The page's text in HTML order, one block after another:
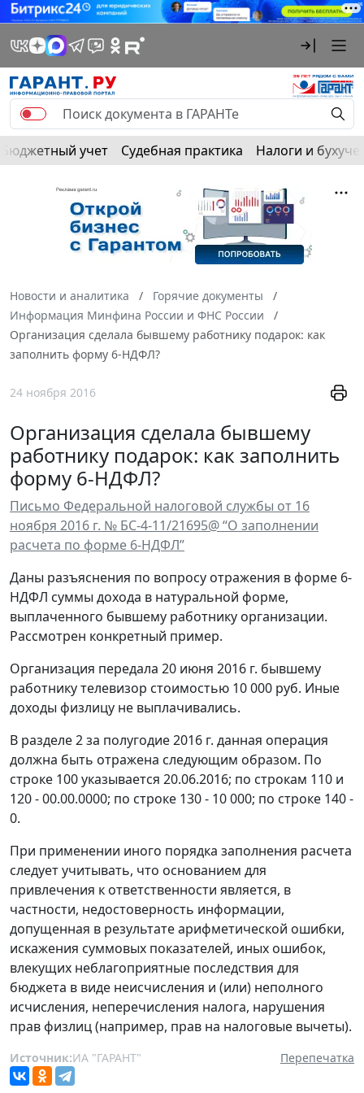
Бюджетный учет Судебная практика Налоги и
Новости и аналитика
Горячие документы
Информация Минфина России и ФНС России
Организация сделала бывшему работнику подарок: как
заполнить форму 6-НДФЛ?
24 ноября 2016
Организация сделала бывшему
работнику подарок: как заполнить
форму 6-НДФЛ?
Письмо Федеральной налоговой службы от 16
ноября 2016 г. № БС-4-11/21695@ “О заполнении
расчета по форме 6-НДФЛ”
Даны разъяснения по вопросу отражения в форме 6-
НДФЛ суммы дохода в натуральной форме,
выплаченного бывшему работнику организации.
Рассмотрен конкретный пример.
Организация передала 20 июня 2016 г. бывшему
работнику телевизор стоимостью 10 000 руб. Иные
доходы физлицу не выплачивались.
В разделе 2 за полугодие 2016 г. данная операция
должна быть отражена следующим образом. По
строке 100 указывается 20.06.2016; по строкам 110 и
120 - 00.00.0000; по строке 130 - 10 000; по строке 140 -
0.
При применении иного порядка заполнения расчета
следует учитывать, что основанием для
привлечения к ответственности является, в
частности, недостоверность информации,
допущенная в результате арифметической ошибки,
искажения суммовых показателей, иных ошибок,
влекущих неблагоприятные последствия для
бюджета в виде неисчисления и (или) неполного
исчисления, неперечисления налога, нарушения
прав физлиц (например, прав на налоговые вычеты).
Источник:ИА "ГАРАНТ" Перепечатка